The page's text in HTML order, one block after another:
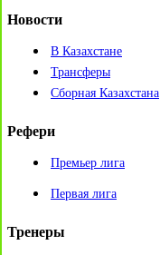
Новости
В Казахстане
Трансферы
Сборная Казахстана
Рефери
Премьер лига
Первая лига
Тренеры